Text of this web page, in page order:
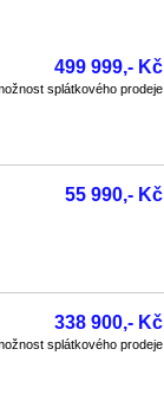
499 999,- Kč
splátkového prodeje
55 990,- Kč
338 900,- Kč
splátkového prodeje